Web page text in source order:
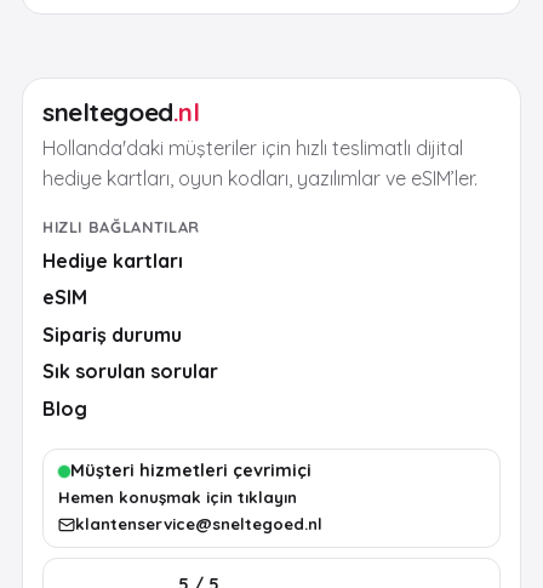
sneltegoed.nl
Hollanda'daki müşteriler için hızlı teslimatlı dijital
hediye kartları, oyun kodları, yazılımlar ve eSIM’ler.
HIZLI BAĞLANTILAR
Hediye kartları
eSIM
Sipariş durumu
Sık sorulan sorular
Blog
Müşteri hizmetleri çevrimiçi
Hemen konuşmak için tıklayın
klantenservice@sneltegoed.nl